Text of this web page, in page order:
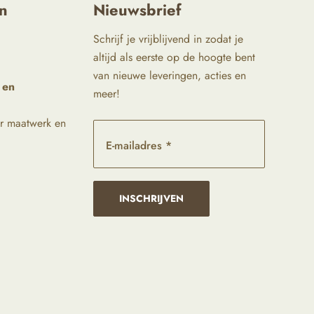
maatwerk en
Nieuwsbrief
Schrijf je vrijblijvend in zodat je
altijd als eerste op de hoogte bent
van nieuwe leveringen, acties en
meer!
E-mailadres *
INSCHRIJVEN